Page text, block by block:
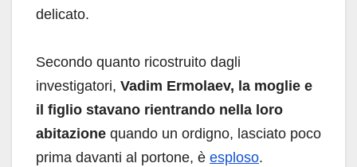
delicato.
Secondo quanto ricostruito dagli
investigatori, Vadim Ermolaev, la moglie e
il figlio stavano rientrando nella loro
abitazione quando un ordigno, lasciato poco
prima davanti al portone, è esploso.